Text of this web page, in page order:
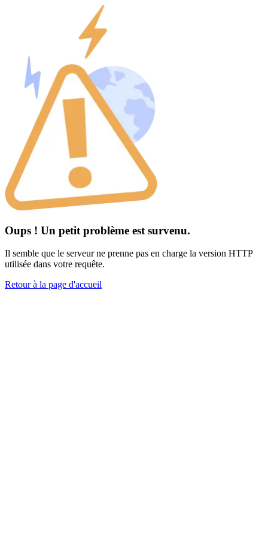
Oups ! Un petit problème est survenu.
Il semble que le serveur ne prenne pas en charge la version HTTP
utilisée dans votre requête.
Retour à la page d'accueil